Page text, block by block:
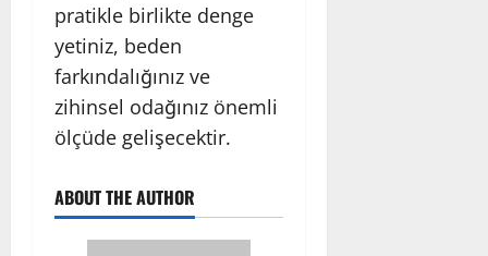
pratikle birlikte denge
yetiniz, beden
farkındalığınız ve
zihinsel odağınız önemli
ölçüde gelişecektir.
ABOUT THE AUTHOR